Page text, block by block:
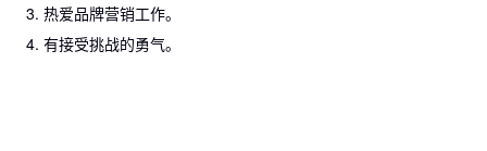
3. 热爱品牌营销工作。
4. 有接受挑战的勇气。